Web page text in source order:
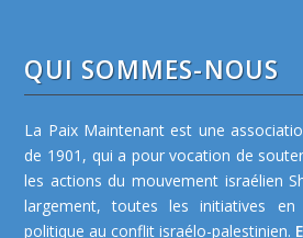
QUI SOMMES-NOUS
La Paix Maintenant est une
de 1901, qui a pour vocation de
les actions du mouvement israélien
largement, toutes les initiatives en
politique au conflit israélo-palestinien.